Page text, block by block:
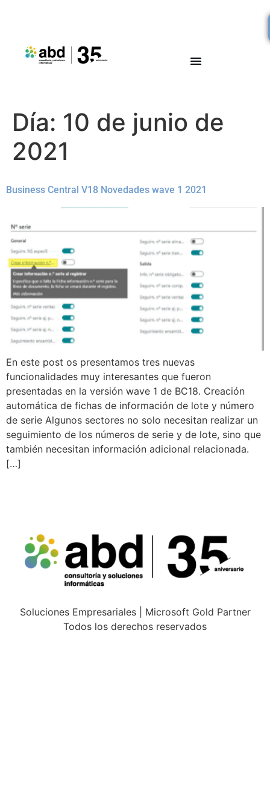
Día: 10 de junio de
2021
Business Central V18 Novedades wave 1 2021
En este post os presentamos tres nuevas
funcionalidades muy interesantes que fueron
presentadas en la versión wave 1 de BC18. Creación
automática de fichas de información de lote y número
de serie Algunos sectores no solo necesitan realizar un
seguimiento de los números de serie y de lote, sino que
también necesitan información adicional relacionada.
[…]
Soluciones Empresariales | Microsoft Gold Partner
Todos los derechos reservados